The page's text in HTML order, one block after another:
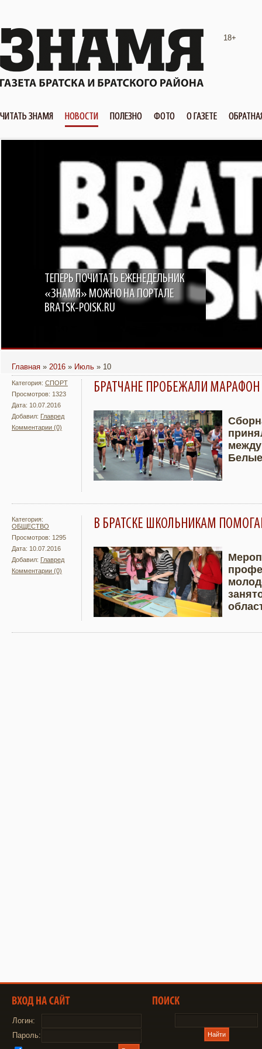
18+
ЧИТАТЬ ЗНАМЯ НОВОСТИ ПОЛЕЗНО ФОТО О ГАЗЕТЕ
ТЕПЕРЬ ПОЧИТАТЬ ЕЖЕНЕДЕЛЬНИК
«ЗНАМЯ» МОЖНО НА ПОРТАЛЕ
BRATSK-POISK.RU
Главная » 2016 » Июль » 10
Категория: СПОРТ
Просмотров: 1323
Дата: 10.07.2016
Добавил: Главред
Комментарии (0)
БРАТЧАНЕ ПРОБЕЖАЛИ МАРАФОН
Подробнее
Категория:
ОБЩЕСТВО
Просмотров: 1295
Дата: 10.07.2016
Добавил: Главред
Комментарии (0)
В БРАТСКЕ ШКОЛЬНИКАМ
Подробнее
Логин:
Пароль: